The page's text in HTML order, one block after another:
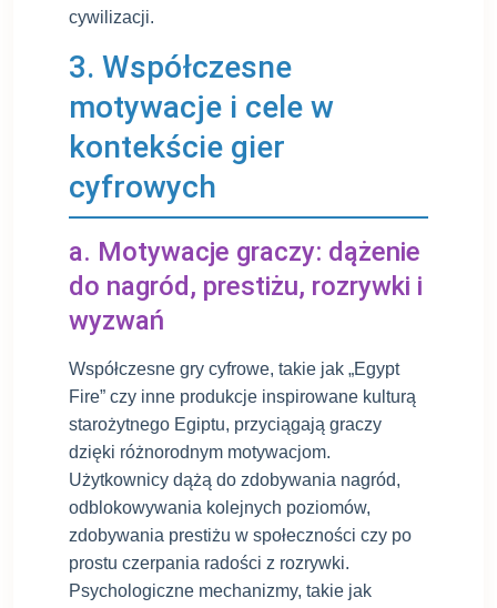
cywilizacji.
3. Współczesne
motywacje i cele w
kontekście gier
cyfrowych
a. Motywacje graczy: dążenie
do nagród, prestiżu, rozrywki i
wyzwań
Współczesne gry cyfrowe, takie jak „Egypt
Fire” czy inne produkcje inspirowane kulturą
starożytnego Egiptu, przyciągają graczy
dzięki różnorodnym motywacjom.
Użytkownicy dążą do zdobywania nagród,
odblokowywania kolejnych poziomów,
zdobywania prestiżu w społeczności czy po
prostu czerpania radości z rozrywki.
Psychologiczne mechanizmy, takie jak